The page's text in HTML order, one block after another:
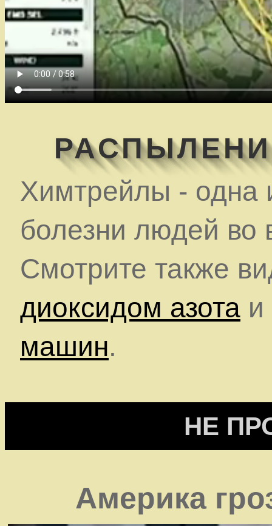
Химтрейлы - одна
болезни людей
Смотрите также
диоксидом азота и
машин.
НЕ
Америка